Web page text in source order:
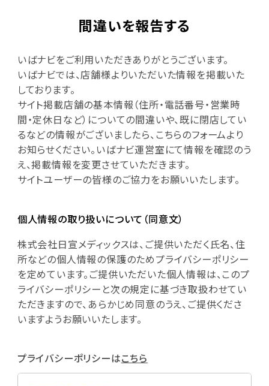
間違いを報告する
いばナビをご利用いただきありがとうございます。
いばナビでは、店舗様よりいただいた情報を掲載いた
しております。
サイト掲載店舗の基本情報（住所・電話番号・営業時
間・定休日など）についての間違いや、既に閉店してい
るなどの情報がございましたら、こちらのフォームより
お知らせください。いばナビ運営室にて情報を確認のう
え、掲載情報を変更させていただきます。
サイトユーザーの皆様のご協力をお願いいたします。
個人情報の取り扱いについて（同意文）
株式会社日宣メディックスは、ご提供いただく氏名、住
所などの個人情報の保護のためプライバシーポリシー
を定めています。ご提供いただいた個人情報は、このプ
ライバシーポリシーと次の規定に基づき取扱わせてい
ただきますので、あらかじめ同意のうえ、ご提供くださ
いますようお願いいたします。
プライバシーポリシーはこちら